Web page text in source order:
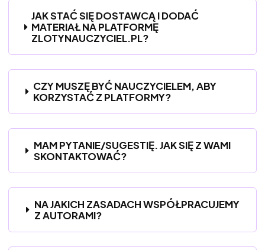
JAK STAĆ SIĘ DOSTAWCĄ I DODAĆ
MATERIAŁ NA PLATFORMĘ
ZLOTYNAUCZYCIEL.PL?
CZY MUSZĘ BYĆ NAUCZYCIELEM, ABY
KORZYSTAĆ Z PLATFORMY?
MAM PYTANIE/SUGESTIĘ. JAK SIĘ Z WAMI
SKONTAKTOWAĆ?
NA JAKICH ZASADACH WSPÓŁPRACUJEMY
Z AUTORAMI?